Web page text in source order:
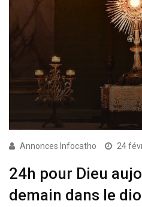
Annonces Infocatho 24
24h pour Dieu
demain dans le